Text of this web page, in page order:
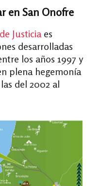
en San Onofre
Justicia es
desarrolladas
los años 1997 y
plena hegemonía
del 2002 al